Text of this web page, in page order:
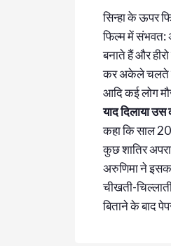
सिन्हा के ऊपर
फिल्म में संभवत:
बनाते हैं और
कर अकेले चलते
आदि कई लोग
याद दिलाया
कहा कि साल
कुछ शातिर
अरुणिमा ने
चीखती-
बिताने के बाद